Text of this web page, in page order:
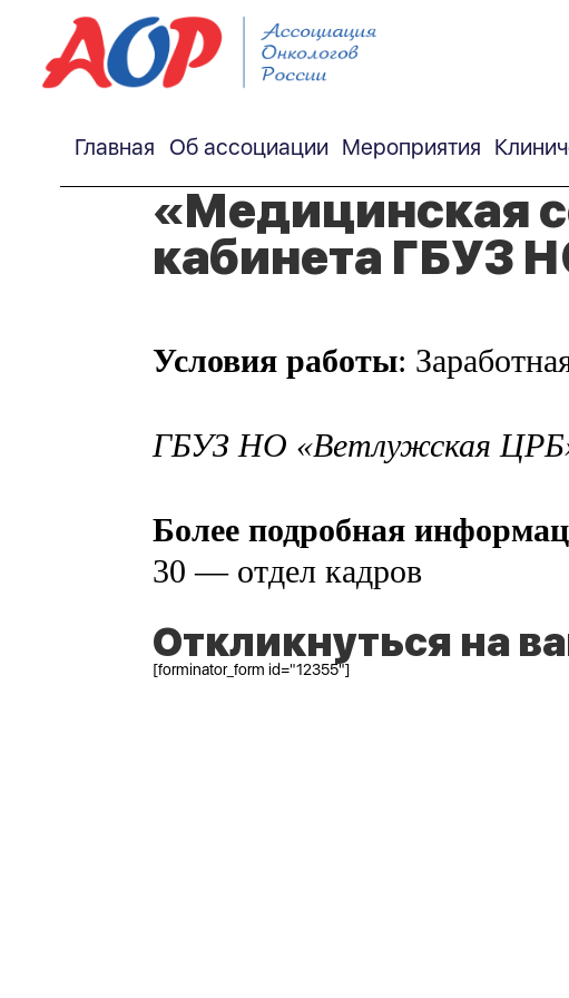
Главная Об ассоциации Мероприятия
«Медицинская
кабинета ГБУЗ
Условия работы:
ГБУЗ НО «Ветлужская
Более подробная
30 — отдел кадров
Откликнуться на
[forminator_form id="12355"]